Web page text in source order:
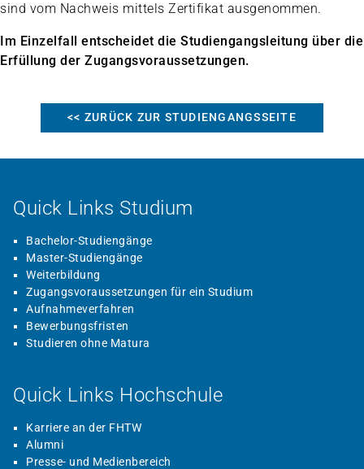
sind vom Nachweis mittels Zertifikat ausgenommen.
Im Einzelfall entscheidet die Studiengangsleitung über die
Erfüllung der Zugangsvoraussetzungen.
<< ZURÜCK ZUR STUDIENGANGSSEITE
Quick Links Studium
Bachelor-Studiengänge
Master-Studiengänge
Weiterbildung
Zugangsvoraussetzungen für ein Studium
Aufnahmeverfahren
Bewerbungsfristen
Studieren ohne Matura
Quick Links Hochschule
Karriere an der FHTW
Alumni
Presse- und Medienbereich